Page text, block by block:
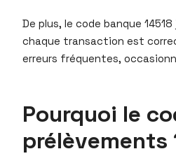
De plus, le code banque
chaque transaction est
erreurs fréquentes,
Pourquoi le
prélèvements